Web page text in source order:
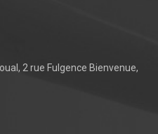
2 rue Fulgence Bienvenue,